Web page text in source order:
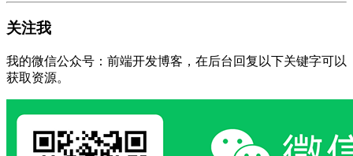
关注我
我的微信公众号：前端开发博客，在后台回复以下关键字可以
获取资源。